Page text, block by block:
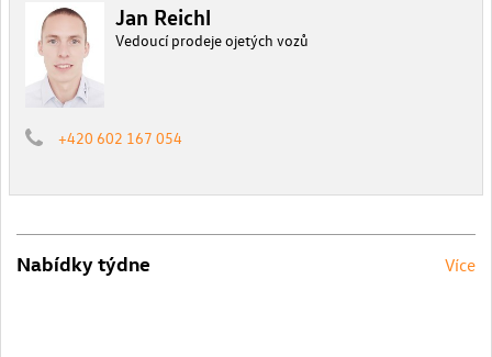
Jan Reichl
Vedoucí prodeje ojetých vozů
+420 602 167 054
Nabídky týdne Více